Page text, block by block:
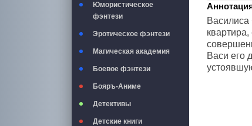
Юмористическое
фэнтези
Эротическое фэнтези
Магическая академия
Боевое фэнтези
Бояръ-Аниме
Детективы
Детские книги
Василиса
Васи его